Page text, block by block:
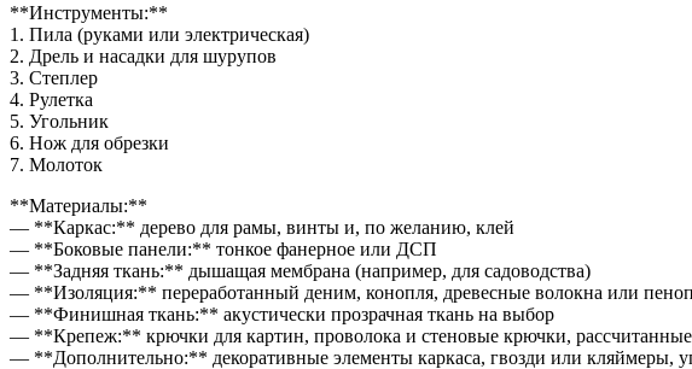
**Инструменты:**
1. Пила (руками или электрическая)
2. Дрель и насадки для шурупов
3. Степлер
4. Рулетка
5. Угольник
6. Нож для обрезки
7. Молоток
**Материалы:**
— **Каркас:** дерево для рамы, винты и, по желанию, клей
— **Боковые панели:** тонкое фанерное или ДСП
— **Задняя ткань:** дышащая мембрана (например, для садоводства)
— **Изоляция:** переработанный деним, конопля, древесные волокна или
— **Финишная ткань:** акустически прозрачная ткань на выбор
— **Крепеж:** крючки для картин, проволока и стеновые крючки, рассчитанные
— **Дополнительно:** декоративные элементы каркаса, гвозди или кляймеры,